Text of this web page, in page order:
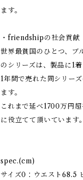
ます。
・friendshipの社会貢献
世界最貧国のひとつ、ブ
のシリーズは、製品に1
1年間で売れた同シリー
ます。
これまで延べ1700万円
に役立てて頂いていま
spec.(cm)
サイズ0：ウエスト68.5